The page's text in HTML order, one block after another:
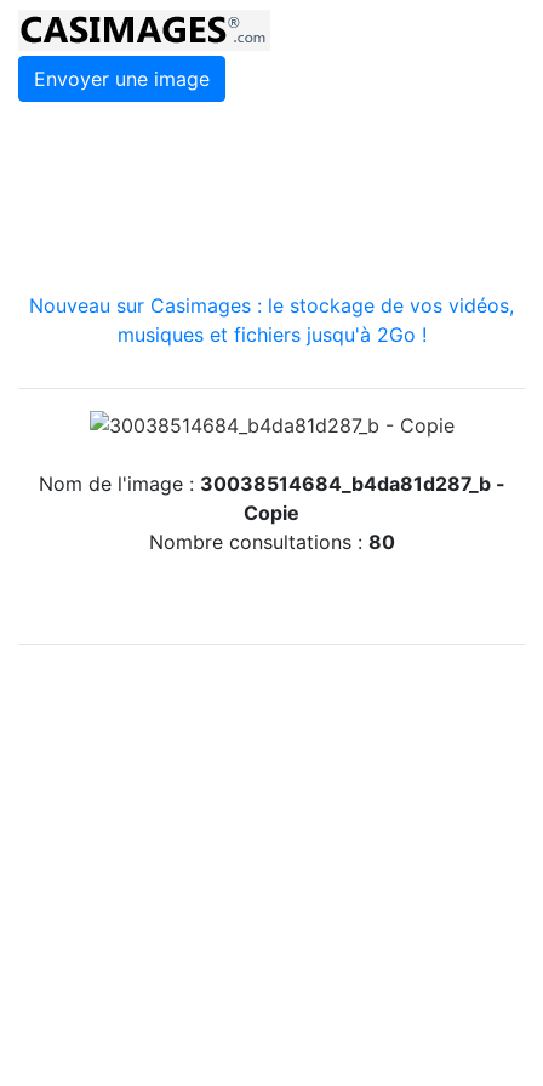
Envoyer une image
Nouveau sur Casimages : le stockage de vos vidéos,
musiques et fichiers jusqu'à 2Go !
Nom de l'image : 30038514684_b4da81d287_b -
Copie
Nombre consultations : 80